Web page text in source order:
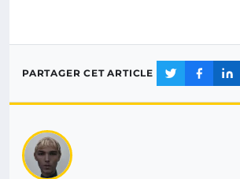
PARTAGER CET ARTICLE